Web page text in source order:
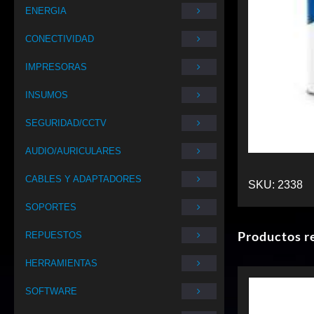
ENERGIA
CONECTIVIDAD
IMPRESORAS
INSUMOS
SEGURIDAD/CCTV
AUDIO/AURICULARES
CABLES Y ADAPTADORES
SOPORTES
REPUESTOS
HERRAMIENTAS
SOFTWARE
SKU: 2338
Productos